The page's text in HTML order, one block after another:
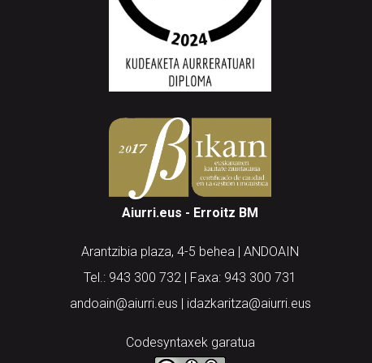
Aiurri.eus - Erroitz BM
Arantzibia plaza, 4-5 behea | ANDOAIN
Tel.: 943 300 732 | Faxa: 943 300 731
andoain@aiurri.eus | idazkaritza@aiurri.eus
Codesyntaxek garatua